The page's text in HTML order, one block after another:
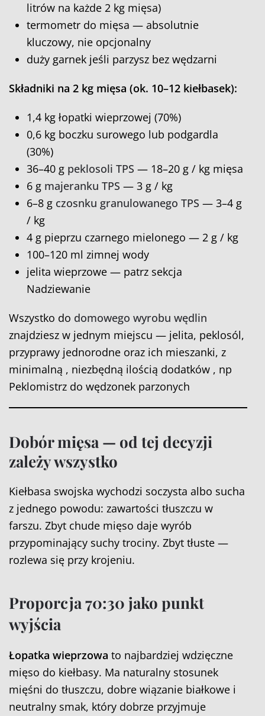
litrów na każde 2 kg mięsa)
termometr do mięsa — absolutnie
kluczowy, nie opcjonalny
duży garnek jeśli parzysz bez wędzarni
Składniki na 2 kg mięsa (ok. 10–12 kiełbasek):
1,4 kg łopatki wieprzowej (70%)
0,6 kg boczku surowego lub podgardla
(30%)
36–40 g peklosoli TPS — 18–20 g / kg mięsa
6 g majeranku TPS — 3 g / kg
6–8 g czosnku granulowanego TPS — 3–4 g
/ kg
4 g pieprzu czarnego mielonego — 2 g / kg
100–120 ml zimnej wody
jelita wieprzowe — patrz sekcja
Nadziewanie
Wszystko do domowego wyrobu wędlin
znajdziesz w jednym miejscu — jelita, peklosól,
przyprawy jednorodne oraz ich mieszanki, z
minimalną , niezbędną ilością dodatków , np
Peklomistrz do wędzonek parzonych
Dobór mięsa — od tej decyzji
zależy wszystko
Kiełbasa swojska wychodzi soczysta albo sucha
z jednego powodu: zawartości tłuszczu w
farszu. Zbyt chude mięso daje wyrób
przypominający suchy trociny. Zbyt tłuste —
rozlewa się przy krojeniu.
Proporcja 70:30 jako punkt
wyjścia
Łopatka wieprzowa to najbardziej wdzięczne
mięso do kiełbasy. Ma naturalny stosunek
mięśni do tłuszczu, dobre wiązanie białkowe i
neutralny smak, który dobrze przyjmuje